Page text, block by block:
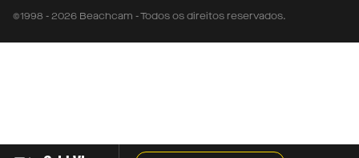
©1998 - 2026 Beachcam - Todos os direitos reservados.